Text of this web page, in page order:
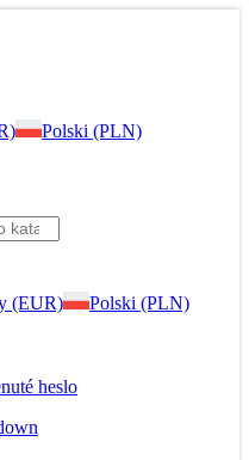
Polski (PLN)
(EUR) Polski (PLN)
heslo